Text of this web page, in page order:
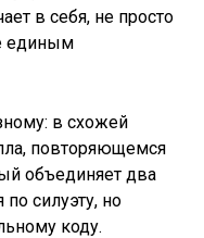
в себя, не просто
единым
в схожей
повторяющемся
объединяет два
силуэту, но
коду.